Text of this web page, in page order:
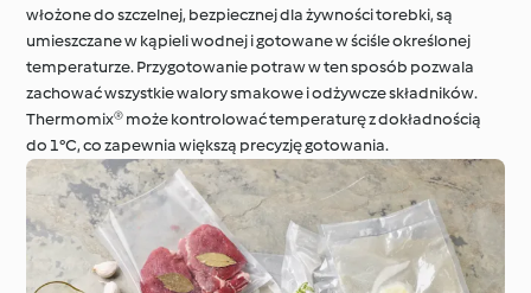
włożone do szczelnej, bezpiecznej dla żywności torebki, są
umieszczane w kąpieli wodnej i gotowane w ściśle określonej
temperaturze. Przygotowanie potraw w ten sposób pozwala
zachować wszystkie walory smakowe i odżywcze składników.
Thermomix® może kontrolować temperaturę z dokładnością
do 1°C, co zapewnia większą precyzję gotowania.